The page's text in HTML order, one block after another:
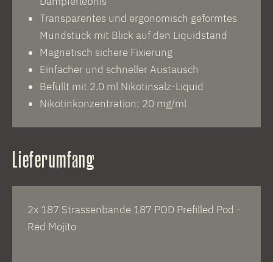
Transparentes und ergonomisch geformtes
Mundstück mit Blick auf den Liquidstand
Magnetisch sichere Fixierung
Einfacher und schneller Austausch
Befüllt mit 2.0 ml Nikotinsalz-Liquid
Nikotinkonzentration: 20 mg/ml
Lieferumfang
2x 187 Strassenbande 187 POD Prefilled Pod -
Red Mojito